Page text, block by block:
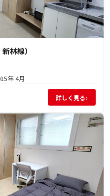
林線）
年 4月
詳しく見る›